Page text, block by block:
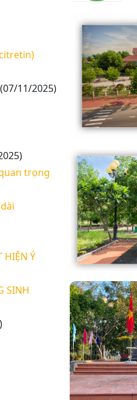
(07/11/2025)
trọng
HIỆN Ý
SINH